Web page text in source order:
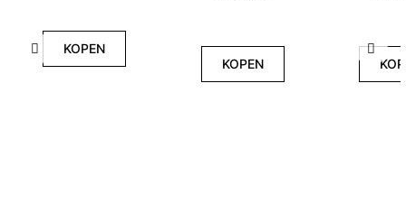
VorigeKOPEN
KOPEN